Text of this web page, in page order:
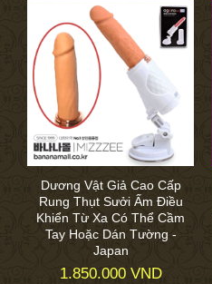
Dương Vật Giả Cao Cấp
Rung Thụt Sưởi Ấm Điều
Khiển Từ Xa Có Thể Cầm
Tay Hoặc Dán Tường -
Japan
1.850.000 VND